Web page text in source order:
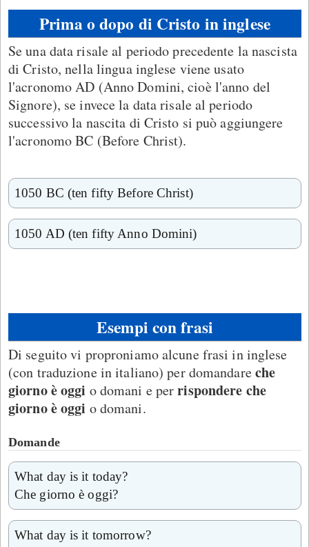
Prima o dopo di Cristo in inglese
Se una data risale al periodo precedente la nascista
di Cristo, nella lingua inglese viene usato
l'acronomo AD (Anno Domini, cioè l'anno del
Signore), se invece la data risale al periodo
successivo la nascita di Cristo si può aggiungere
l'acronomo BC (Before Christ).
1050 BC (ten fifty Before Christ)
1050 AD (ten fifty Anno Domini)
Esempi con frasi
Di seguito vi proproniamo alcune frasi in inglese
(con traduzione in italiano) per domandareche
giorno è oggi o domani e perrispondere che
giorno è oggi o domani.
Domande
What day is it today?
Che giorno è oggi?
What day is it tomorrow?